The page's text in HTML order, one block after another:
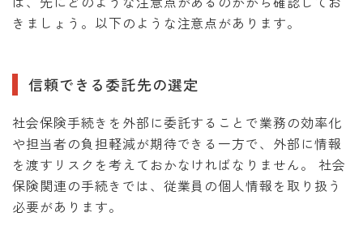
きましょう。以下のような注意点があります。
信頼できる委託先の選定
社会保険手続きを外部に委託することで業務の効率化
や担当者の負担軽減が期待できる一方で、外部に情報
を渡すリスクを考えておかなければなりません。 社会
保険関連の手続きでは、従業員の個人情報を取り扱う
必要があります。